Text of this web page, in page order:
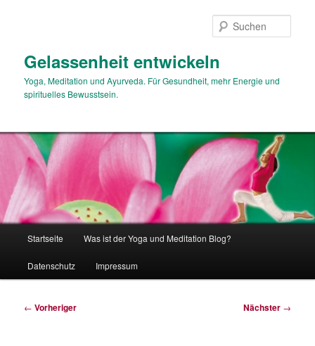
Gelassenheit entwickeln
Yoga, Meditation und Ayurveda. Für Gesundheit, mehr Energie und
spirituelles Bewusstsein.
Startseite Was ist der Yoga und Meditation Blog?
Datenschutz Impressum
Beitragsnavigation
← Vorheriger Nächster →